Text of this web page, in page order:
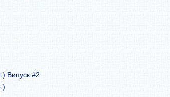
Випуск #2